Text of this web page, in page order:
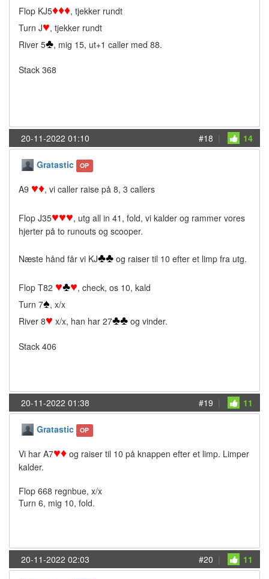
Flop KJ5♦♦♦, tjekker rundt
Turn J♥, tjekker rundt
River 5♣, mig 15, ut+1 caller med 88.
Stack 368
20-11-2022 01:10 #18 | 14
Gratastic OP
A9 ♥♦, vi caller raise på 8, 3 callers
Flop J35♥♥♥, utg all in 41, fold, vi kalder og rammer vores
hjerter på to runouts og scooper.
Næste hånd får vi KJ♣♣ og raiser til 10 efter et limp fra utg.
Flop T82 ♥♣♥, check, os 10, kald
Turn 7♠, x/x
River 8♥ x/x, han har 27♣♣ og vinder.
Stack 406
20-11-2022 01:38 #19 | 11
Gratastic OP
Vi har A7♥♦ og raiser til 10 på knappen efter et limp. Limper
kalder.
Flop 668 regnbue, x/x
Turn 6, mig 10, fold.
20-11-2022 02:03 #20 | 11